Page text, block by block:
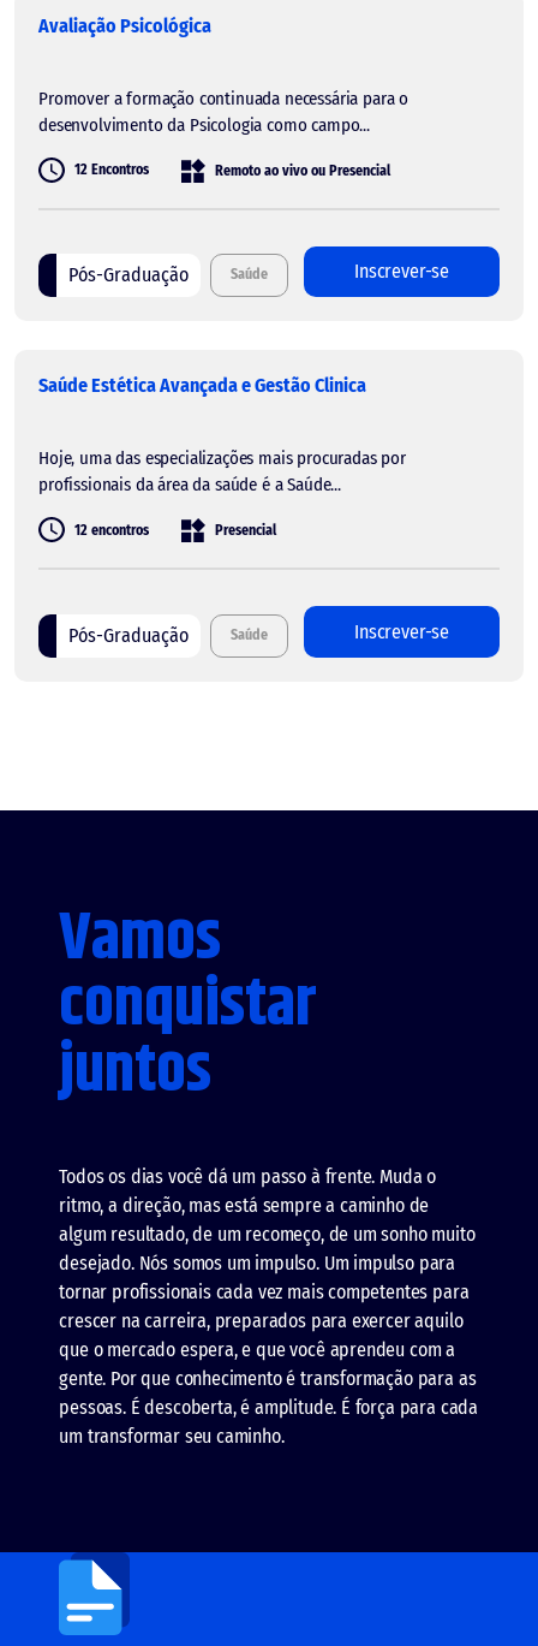
Avaliação Psicológica
Promover a formação continuada necessária para o
desenvolvimento da Psicologia como campo...
12 Encontros Remoto ao vivo ou Presencial
Pós-Graduação Saúde Inscrever-se
Saúde Estética Avançada e Gestão Clinica
Hoje, uma das especializações mais procuradas por
profissionais da área da saúde é a Saúde...
12 encontros Presencial
Pós-Graduação Saúde Inscrever-se
Vamos
conquistar
juntos
Todos os dias você dá um passo à frente. Muda o
ritmo, a direção, mas está sempre a caminho de
algum resultado, de um recomeço, de um sonho muito
desejado. Nós somos um impulso. Um impulso para
tornar profissionais cada vez mais competentes para
crescer na carreira, preparados para exercer aquilo
que o mercado espera, e que você aprendeu com a
gente. Por que conhecimento é transformação para as
pessoas. É descoberta, é amplitude. É força para cada
um transformar seu caminho.